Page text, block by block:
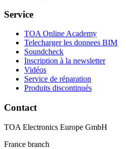
Service
TOA Online Academy
Telecharger les donnees BIM
Soundcheck
Inscription à la newsletter
Vidéos
Service de réparation
Produits discontinués
Contact
TOA Electronics Europe GmbH
France branch